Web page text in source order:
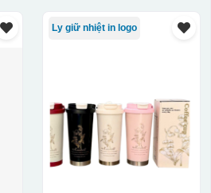
Ly giữ nhiệt in logo